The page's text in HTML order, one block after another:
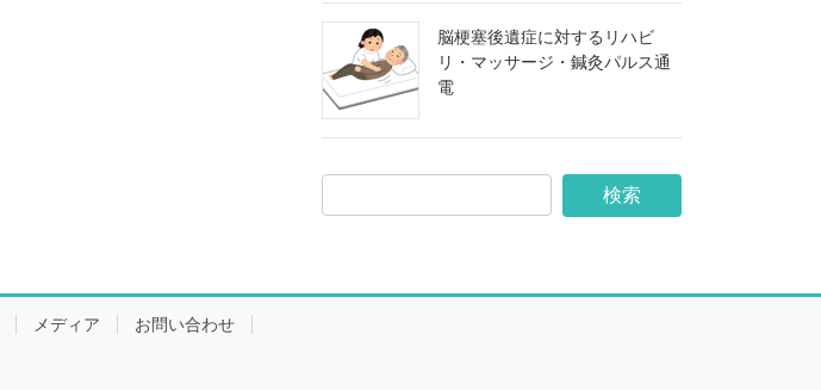
脳梗塞後遺症に対するリハビ
リ・マッサージ・鍼灸パルス通
電
メディア お問い合わせ